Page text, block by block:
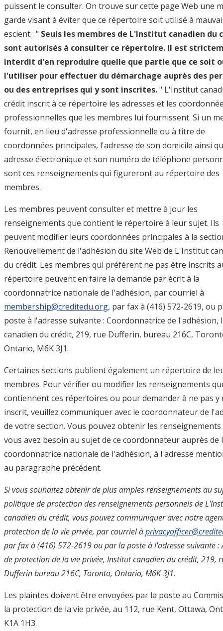
puissent le consulter. On trouve sur cette page Web une
garde visant à éviter que ce répertoire soit utilisé à
escient : " Seuls les membres de L'Institut canadien du
sont autorisés à consulter ce répertoire. Il est
interdit d'en reproduire quelle que partie que ce soit
l'utiliser pour effectuer du démarchage auprès des
ou des entreprises qui y sont inscrites." L'Institut
crédit inscrit à ce répertoire les adresses et les
professionnelles que les membres lui fournissent. Si un
fournit, en lieu d'adresse professionnelle ou à titre de
coordonnées principales, l'adresse de son domicile ainsi
adresse électronique et son numéro de téléphone
sont ces renseignements qui figureront au répertoire des
membres.
Les membres peuvent consulter et mettre à jour les
renseignements que contient le répertoire à leur sujet. Ils
peuvent modifier leurs coordonnées principales à la
Renouvellement de l'adhésion du site Web de L'Institut
du crédit. Les membres qui préfèrent ne pas être inscrits
répertoire peuvent en faire la demande par écrit à la
coordonnatrice nationale de l'adhésion, par courriel à
membership@creditedu.org, par fax à (416) 572-2619, ou
poste à l'adresse suivante : Coordonnatrice de
canadien du crédit, 219, rue Dufferin, bureau 216C,
Ontario, M6K 3J1.
Certaines sections publient également un répertoire de
membres. Pour vérifier ou modifier les renseignements
contiennent ces répertoires ou pour demander à ne pas y
inscrit, veuillez communiquer avec le coordonnateur de
de votre section. Vous pouvez obtenir les
vous avez besoin au sujet de ce coordonnateur auprès de
coordonnatrice nationale de l'adhésion, à l'adresse
au paragraphe précédent.
Si vous souhaitez obtenir de plus amples renseignements au
politique de protection des renseignements personnels de
canadien du crédit, vous pouvez communiquer avec notre
protection de la vie privée, par courriel à
par fax à (416) 572-2619 ou par la poste à l'adresse suivante :
de protection de la vie privée, Institut canadien du crédit, 219,
Dufferin bureau 216C, Toronto, Ontario, M6K 3J1.
Les plaintes doivent être envoyées par la poste au
la protection de la vie privée, au 112, rue Kent, Ottawa,
K1A 1H3.